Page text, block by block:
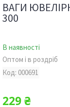
ВАГИ
300
В наявності
Оптом і в роздріб
Код: 000691
229 ₴